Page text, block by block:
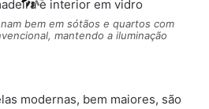
bem em sótãos e quartos com
mantendo a iluminação
modernas, bem maiores, são